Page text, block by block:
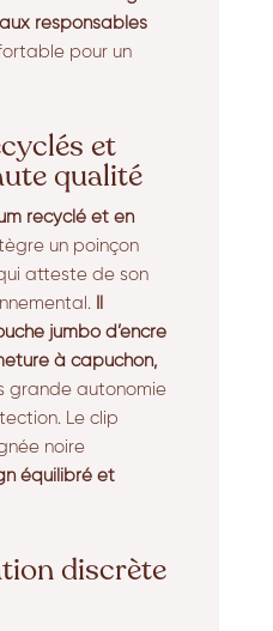
responsables
pour un
et
qualité
recyclé et en
un poinçon
atteste de son
jumbo d’encre
à capuchon,
grande autonomie
Le clip
noire
équilibré et
discrète